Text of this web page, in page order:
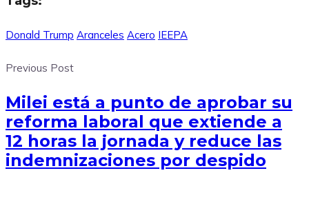
Donald Trump Aranceles Acero IEEPA
Previous Post
Milei está a punto de aprobar su
reforma laboral que extiende a
12 horas la jornada y reduce las
indemnizaciones por despido